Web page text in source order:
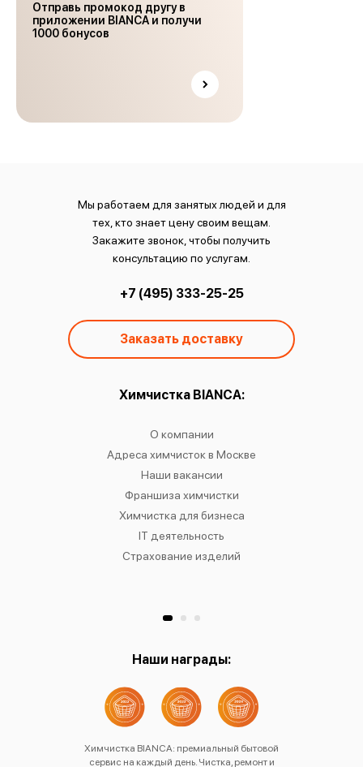
Отправь промокод другу в
приложении BIANCA и получи
1000 бонусов
Мы работаем для занятых людей и для
тех, кто знает цену своим вещам.
Закажите звонок, чтобы получить
консультацию по услугам.
+7 (495) 333-25-25
Заказать доставку
Химчистка BIANCA:
О компании
Адреса химчисток в Москве
Наши вакансии
Франшиза химчистки
Химчистка для бизнеса
IT деятельность
Страхование изделий
Наши награды:
Химчистка BIANCA: премиальный бытовой
сервис на каждый день. Чистка, ремонт и